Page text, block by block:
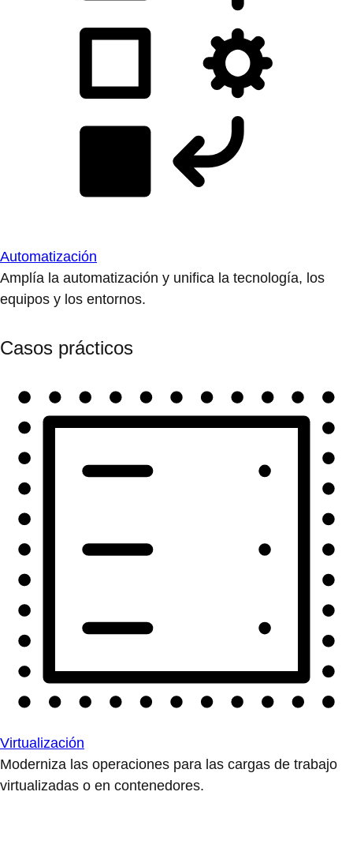
Automatización
Amplía la automatización y unifica la tecnología, los
equipos y los entornos.
Casos prácticos
Virtualización
Moderniza las operaciones para las cargas de trabajo
virtualizadas o en contenedores.